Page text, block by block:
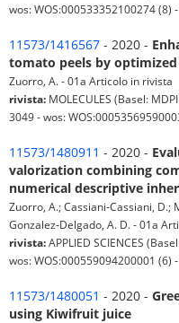
wos: WOS:000533352100274 (8)
11573/1416567 - 2020 -
tomato peels by
Zuorro, A. - 01a Articolo in rivista
rivista: MOLECULES (Basel:
3049 - wos:
11573/1480911 - 2020 -
valorization combining
numerical descriptive
Zuorro, A.; Cassiani-Cassiani, D.;
Gonzalez-Delgado, A. D. - 01a
rivista:APPLIED SCIENCES
wos: WOS:000559094200001 (6)
11573/1480051 - 2020 -
using Kiwifruit juice